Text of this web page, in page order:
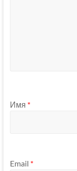
Имя *
Email *